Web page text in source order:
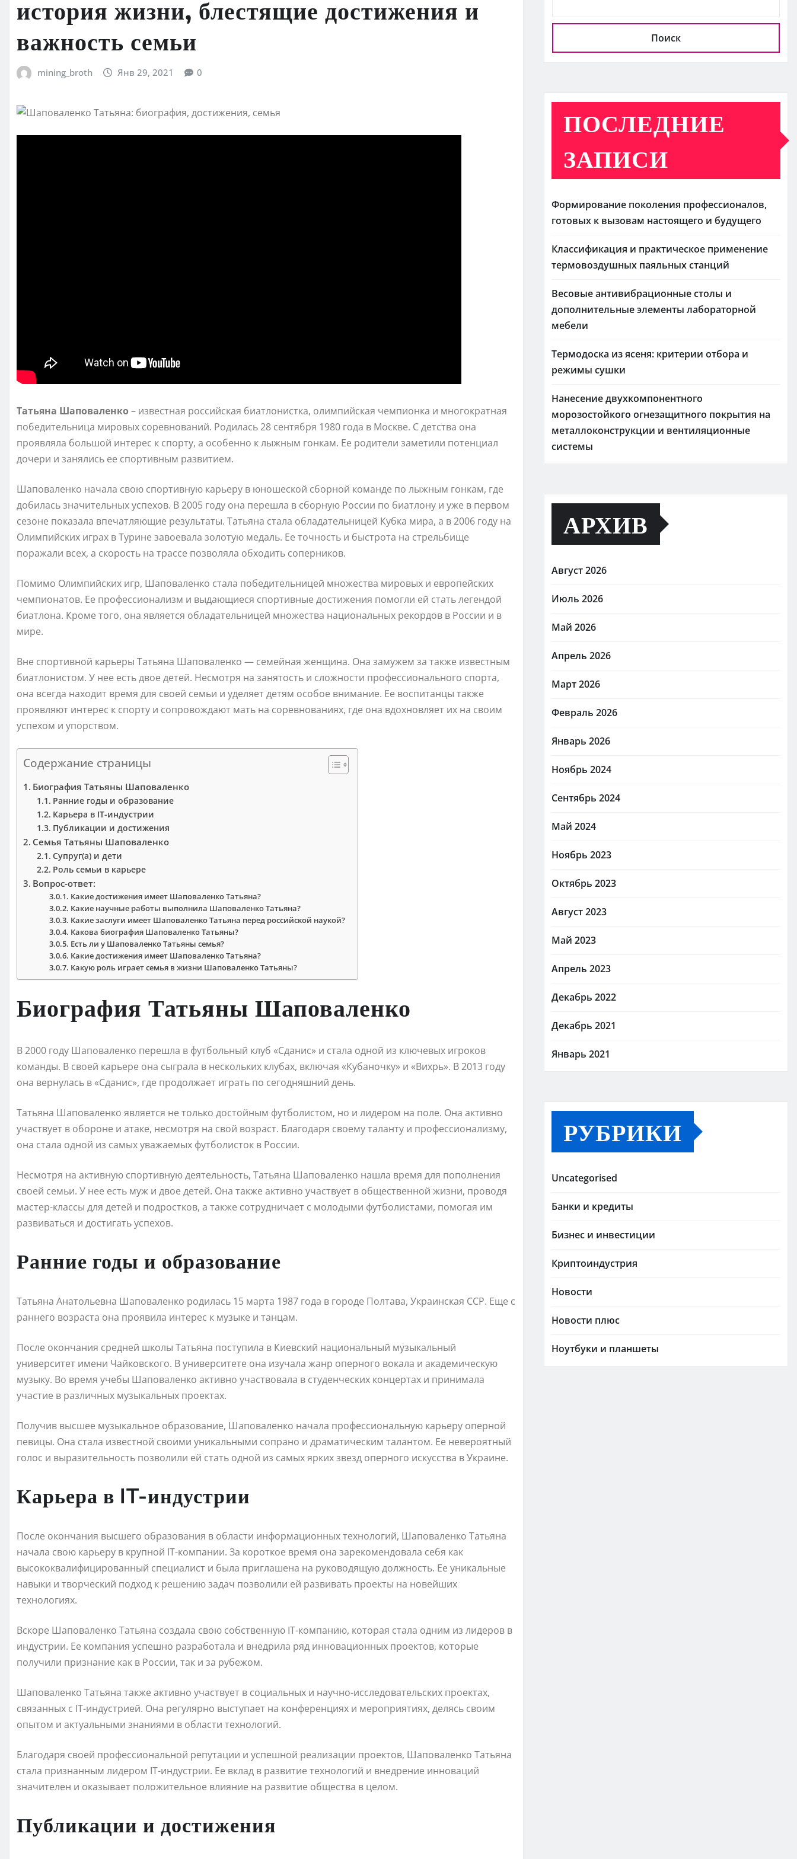
история жизни, блестящие достижения и
важность семьи
mining_broth Янв 29, 2021 0
Татьяна Шаповаленко – известная российская биатлонистка, олимпийская чемпионка и многократная
победительница мировых соревнований. Родилась 28 сентября 1980 года в Москве. С детства она
проявляла большой интерес к спорту, а особенно к лыжным гонкам. Ее родители заметили потенциал
дочери и занялись ее спортивным развитием.
Шаповаленко начала свою спортивную карьеру в юношеской сборной команде по лыжным гонкам, где
добилась значительных успехов. В 2005 году она перешла в сборную России по биатлону и уже в первом
сезоне показала впечатляющие результаты. Татьяна стала обладательницей Кубка мира, а в 2006 году на
Олимпийских играх в Турине завоевала золотую медаль. Ее точность и быстрота на стрельбище
поражали всех, а скорость на трассе позволяла обходить соперников.
Помимо Олимпийских игр, Шаповаленко стала победительницей множества мировых и европейских
чемпионатов. Ее профессионализм и выдающиеся спортивные достижения помогли ей стать легендой
биатлона. Кроме того, она является обладательницей множества национальных рекордов в России и в
мире.
Вне спортивной карьеры Татьяна Шаповаленко — семейная женщина. Она замужем за также известным
биатлонистом. У нее есть двое детей. Несмотря на занятость и сложности профессионального спорта,
она всегда находит время для своей семьи и уделяет детям особое внимание. Ее воспитанцы также
проявляют интерес к спорту и сопровождают мать на соревнованиях, где она вдохновляет их на своим
успехом и упорством.
Содержание страницы
Биография Татьяны Шаповаленко
Ранние годы и образование
Карьера в IT-индустрии
Публикации и достижения
Семья Татьяны Шаповаленко
Супруг(а) и дети
Роль семьи в карьере
Вопрос-ответ:
Какие достижения имеет Шаповаленко Татьяна?
Какие научные работы выполнила Шаповаленко Татьяна?
Какие заслуги имеет Шаповаленко Татьяна перед российской наукой?
Какова биография Шаповаленко Татьяны?
Есть ли у Шаповаленко Татьяны семья?
Какие достижения имеет Шаповаленко Татьяна?
Какую роль играет семья в жизни Шаповаленко Татьяны?
Биография Татьяны Шаповаленко
В 2000 году Шаповаленко перешла в футбольный клуб «Сданис» и стала одной из ключевых игроков
команды. В своей карьере она сыграла в нескольких клубах, включая «Кубаночку» и «Вихрь». В 2013 году
она вернулась в «Сданис», где продолжает играть по сегодняшний день.
Татьяна Шаповаленко является не только достойным футболистом, но и лидером на поле. Она активно
участвует в обороне и атаке, несмотря на свой возраст. Благодаря своему таланту и профессионализму,
она стала одной из самых уважаемых футболисток в России.
Несмотря на активную спортивную деятельность, Татьяна Шаповаленко нашла время для пополнения
своей семьи. У нее есть муж и двое детей. Она также активно участвует в общественной жизни, проводя
мастер-классы для детей и подростков, а также сотрудничает с молодыми футболистами, помогая им
развиваться и достигать успехов.
Ранние годы и образование
Татьяна Анатольевна Шаповаленко родилась 15 марта 1987 года в городе Полтава, Украинская ССР. Еще с
раннего возраста она проявила интерес к музыке и танцам.
После окончания средней школы Татьяна поступила в Киевский национальный музыкальный
университет имени Чайковского. В университете она изучала жанр оперного вокала и академическую
музыку. Во время учебы Шаповаленко активно участвовала в студенческих концертах и принимала
участие в различных музыкальных проектах.
Получив высшее музыкальное образование, Шаповаленко начала профессиональную карьеру оперной
певицы. Она стала известной своими уникальными сопрано и драматическим талантом. Ее невероятный
голос и выразительность позволили ей стать одной из самых ярких звезд оперного искусства в Украине.
Карьера в IT-индустрии
После окончания высшего образования в области информационных технологий, Шаповаленко Татьяна
начала свою карьеру в крупной IT-компании. За короткое время она зарекомендовала себя как
высококвалифицированный специалист и была приглашена на руководящую должность. Ее уникальные
навыки и творческий подход к решению задач позволили ей развивать проекты на новейших
технологиях.
Вскоре Шаповаленко Татьяна создала свою собственную IT-компанию, которая стала одним из лидеров в
индустрии. Ее компания успешно разработала и внедрила ряд инновационных проектов, которые
получили признание как в России, так и за рубежом.
Шаповаленко Татьяна также активно участвует в социальных и научно-исследовательских проектах,
связанных с IT-индустрией. Она регулярно выступает на конференциях и мероприятиях, делясь своим
опытом и актуальными знаниями в области технологий.
Благодаря своей профессиональной репутации и успешной реализации проектов, Шаповаленко Татьяна
стала признанным лидером IT-индустрии. Ее вклад в развитие технологий и внедрение инноваций
значителен и оказывает положительное влияние на развитие общества в целом.
Публикации и достижения
Поиск
ПОСЛЕДНИЕ
ЗАПИСИ
Формирование поколения профессионалов,
готовых к вызовам настоящего и будущего
Классификация и практическое применение
термовоздушных паяльных станций
Весовые антивибрационные столы и
дополнительные элементы лабораторной
мебели
Термодоска из ясеня: критерии отбора и
режимы сушки
Нанесение двухкомпонентного
морозостойкого огнезащитного покрытия на
металлоконструкции и вентиляционные
системы
АРХИВ
Август 2026
Июль 2026
Май 2026
Апрель 2026
Март 2026
Февраль 2026
Январь 2026
Ноябрь 2024
Сентябрь 2024
Май 2024
Ноябрь 2023
Октябрь 2023
Август 2023
Май 2023
Апрель 2023
Декабрь 2022
Декабрь 2021
Январь 2021
РУБРИКИ
Uncategorised
Банки и кредиты
Бизнес и инвестиции
Криптоиндустрия
Новости
Новости плюс
Ноутбуки и планшеты